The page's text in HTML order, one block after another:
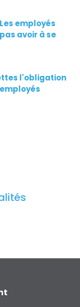
employés
avoir à se
l'obligation